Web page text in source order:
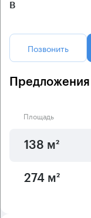
B
Позвонить
Площадь
138 м²
274 м²